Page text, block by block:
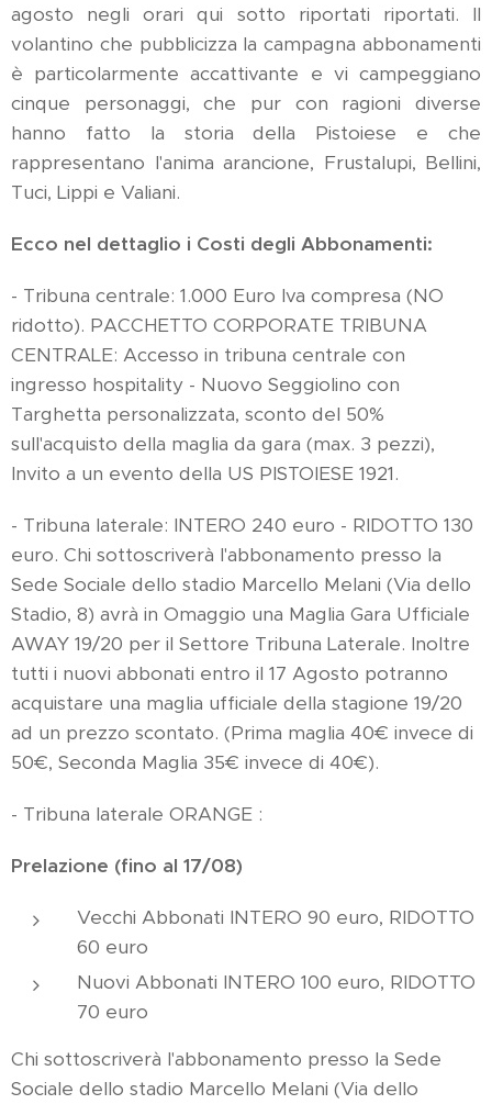
agosto negli orari qui sotto riportati riportati. Il
volantino che pubblicizza la campagna abbonamenti
è particolarmente accattivante e vi campeggiano
cinque personaggi, che pur con ragioni diverse
hanno fatto la storia della Pistoiese e che
rappresentano l'anima arancione, Frustalupi, Bellini,
Tuci, Lippi e Valiani.
Ecco nel dettaglio i Costi degli Abbonamenti:
- Tribuna centrale: 1.000 Euro Iva compresa (NO
ridotto). PACCHETTO CORPORATE TRIBUNA
CENTRALE: Accesso in tribuna centrale con
ingresso hospitality - Nuovo Seggiolino con
Targhetta personalizzata, sconto del 50%
sull'acquisto della maglia da gara (max. 3 pezzi),
Invito a un evento della US PISTOIESE 1921.
- Tribuna laterale: INTERO 240 euro - RIDOTTO 130
euro. Chi sottoscriverà l'abbonamento presso la
Sede Sociale dello stadio Marcello Melani (Via dello
Stadio, 8) avrà in Omaggio una Maglia Gara Ufficiale
AWAY 19/20 per il Settore Tribuna Laterale. Inoltre
tutti i nuovi abbonati entro il 17 Agosto potranno
acquistare una maglia ufficiale della stagione 19/20
ad un prezzo scontato. (Prima maglia 40€ invece di
50€, Seconda Maglia 35€ invece di 40€).
- Tribuna laterale ORANGE :
Prelazione (fino al 17/08)
Vecchi Abbonati INTERO 90 euro, RIDOTTO
60 euro
Nuovi Abbonati INTERO 100 euro, RIDOTTO
70 euro
Chi sottoscriverà l'abbonamento presso la Sede
Sociale dello stadio Marcello Melani (Via dello